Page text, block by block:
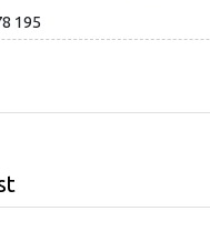
195